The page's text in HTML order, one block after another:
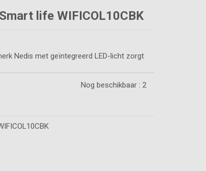
life WIFICOL10CBK
Nedis met geïntegreerd LED-licht zorgt
Nog beschikbaar : 2